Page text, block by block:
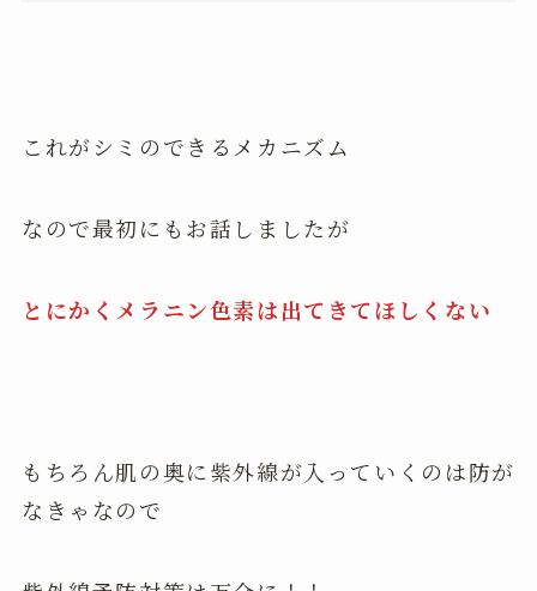
これがシミのできるメカニズム
なので最初にもお話しましたが
とにかくメラニン色素は出てきてほしくない
もちろん肌の奥に紫外線が入っていくのは防が
なきゃなので